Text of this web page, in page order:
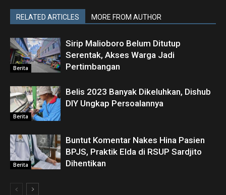
RELATED ARTICLES MORE FROM AUTHOR
Berita
Sirip Malioboro Belum Ditutup
Serentak, Akses Warga Jadi
Pertimbangan
Berita
Belis 2023 Banyak Dikeluhkan, Dishub
DIY Ungkap Persoalannya
Berita
Buntut Komentar Nakes Hina Pasien
BPJS, Praktik Elda di RSUP Sardjito
Dihentikan